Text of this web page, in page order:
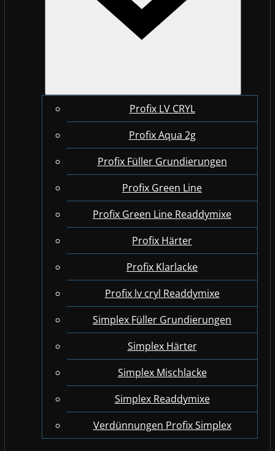
Profix LV CRYL
Profix Aqua 2g
Profix Füller Grundierungen
Profix Green Line
Profix Green Line Readdymixe
Profix Härter
Profix Klarlacke
Profix lv cryl Readdymixe
Simplex Füller Grundierungen
Simplex Härter
Simplex Mischlacke
Simplex Readdymixe
Verdünnungen Profix Simplex